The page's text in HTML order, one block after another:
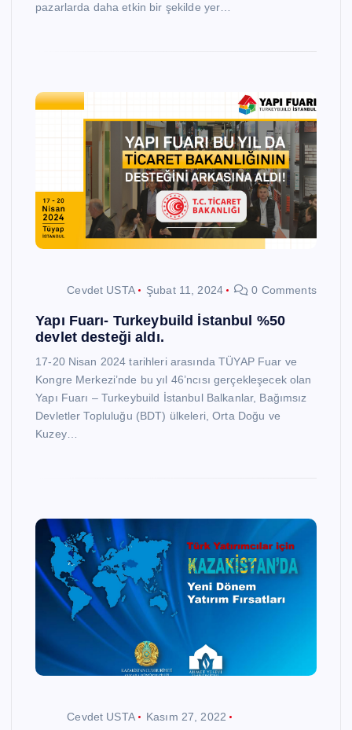
pazarlarda daha etkin bir şekilde yer…
Cevdet USTA Şubat 11, 2024 0 Comments
Yapı Fuarı- Turkeybuild İstanbul %50
devlet desteği aldı.
17-20 Nisan 2024 tarihleri arasında TÜYAP Fuar ve
Kongre Merkezi’nde bu yıl 46’ncısı gerçekleşecek olan
Yapı Fuarı – Turkeybuild İstanbul Balkanlar, Bağımsız
Devletler Topluluğu (BDT) ülkeleri, Orta Doğu ve
Kuzey…
Cevdet USTA
Kasım 27, 2022